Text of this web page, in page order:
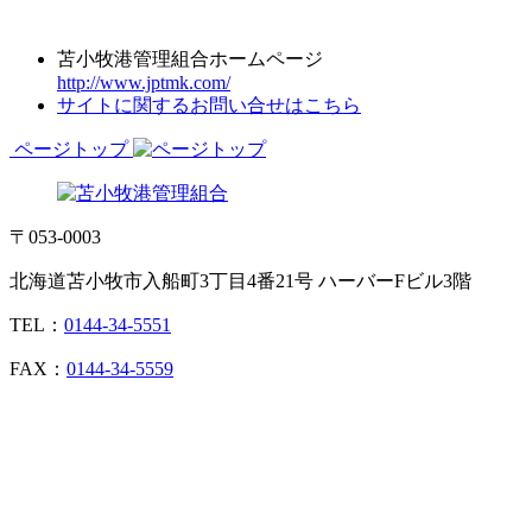
苫小牧港管理組合ホームページ
http://www.jptmk.com/
サイトに関するお問い合せはこちら
ページトップ
〒053-0003
北海道苫小牧市入船町3丁目4番21号 ハーバーFビル3階
TEL： 0144-34-5551
FAX： 0144-34-5559